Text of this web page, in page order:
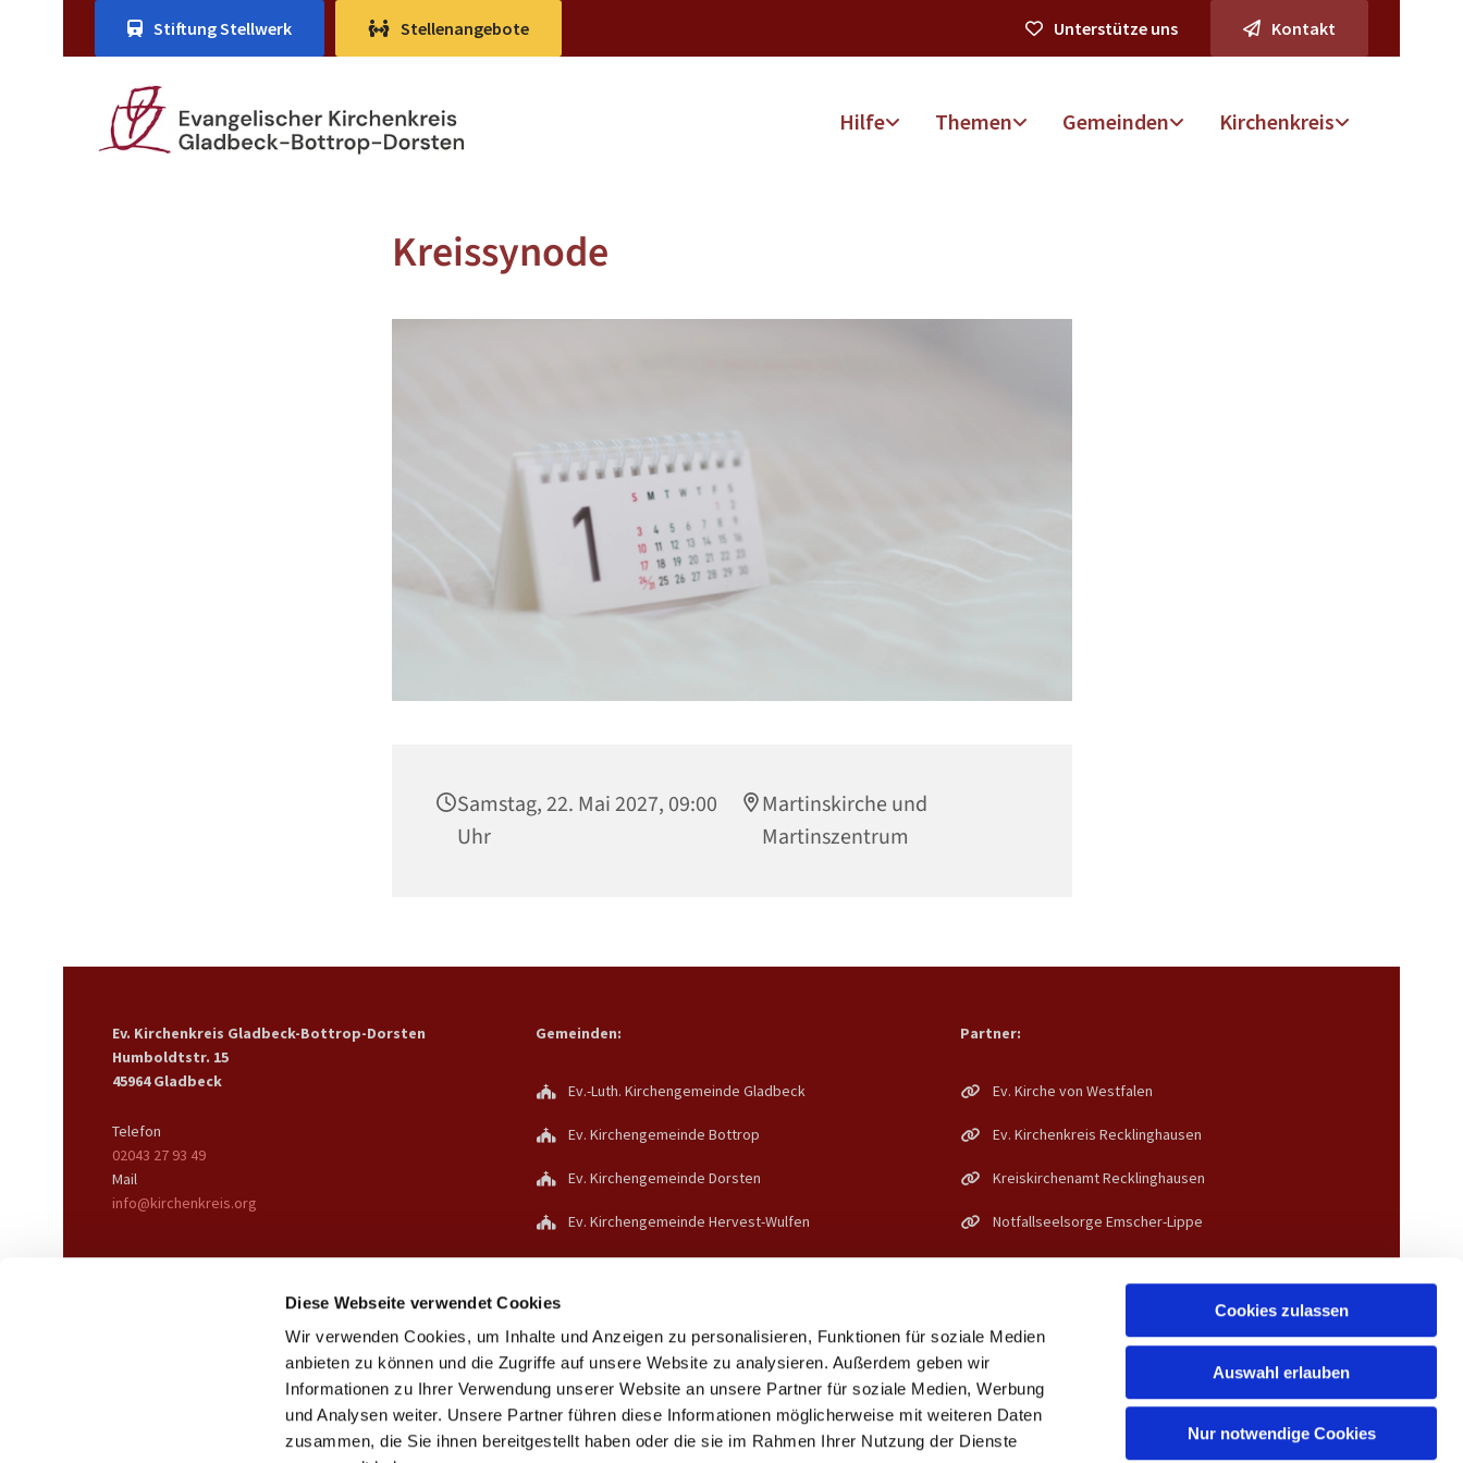
Diese Webseite verwendet Cookies
Wir verwenden Cookies, um Inhalte und Anzeigen zu personalisieren, Funktionen für soziale Medien
anbieten zu können und die Zugriffe auf unsere Website zu analysieren. Außerdem geben wir
Informationen zu Ihrer Verwendung unserer Website an unsere Partner für soziale Medien, Werbung
und Analysen weiter. Unsere Partner führen diese Informationen möglicherweise mit weiteren Daten
zusammen, die Sie ihnen bereitgestellt haben oder die sie im Rahmen Ihrer Nutzung der Dienste
Cookies zulassen
Auswahl erlauben
Nur notwendige Cookies
Kontakt
Unterstütze uns
Stiftung Stellwerk Stellenangebote
Hilfe Themen Gemeinden Kirchenkreis
Kreissynode
Samstag, 22. Mai 2027, 09:00
Uhr
Martinskirche und
Martinszentrum
Ev. Kirchenkreis Gladbeck-Bottrop-Dorsten
Humboldtstr. 15
45964 Gladbeck
Telefon
02043 27 93 49
Mail
info@kirchenkreis.org
Gemeinden:
Ev.-Luth. Kirchengemeinde Gladbeck
Ev. Kirchengemeinde Bottrop
Ev. Kirchengemeinde Dorsten
Ev. Kirchengemeinde Hervest-Wulfen
Dorsten
Partner:
Ev. Kirche von Westfalen
Ev. Kirchenkreis Recklinghausen
Kreiskirchenamt Recklinghausen
Notfallseelsorge Emscher-Lippe